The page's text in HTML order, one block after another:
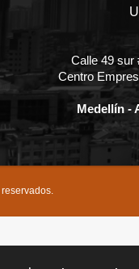
Calle 49 sur
Centro
Medellín -